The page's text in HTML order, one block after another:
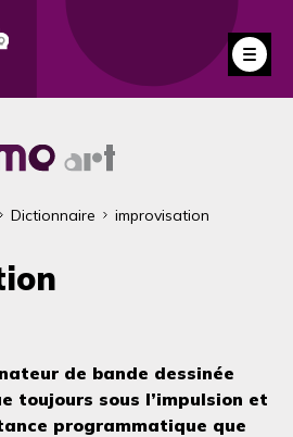
Dictionnaire improvisation
de bande dessinée
toujours sous l’impulsion et
programmatique que